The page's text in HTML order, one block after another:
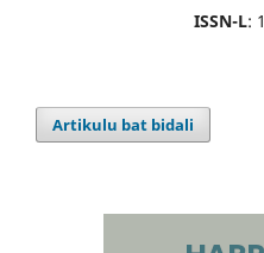
ISSN-L:
Artikulu bat bidali